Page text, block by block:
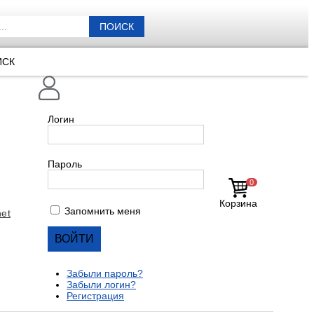
ПОИСК
0
Корзина
Логин
Пароль
Запомнить меня
Забыли пароль?
Забыли логин?
Регистрация